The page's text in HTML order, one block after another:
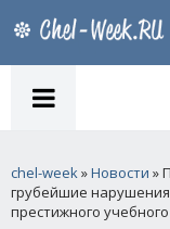
chel-week»Новости »
грубейшие
престижного